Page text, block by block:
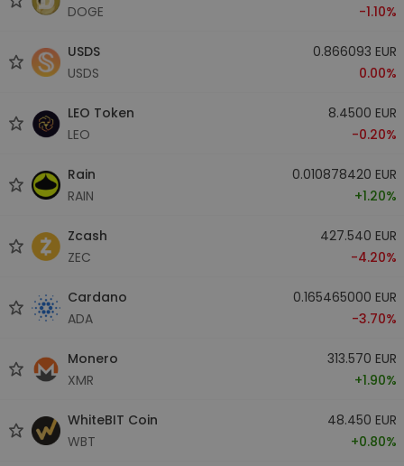
DOGE
-1.10%
USDS
USDS
0.866093 EUR
0.00%
LEO Token
LEO
8.4500 EUR
-0.20%
Rain
RAIN
0.010878420 EUR
+1.20%
Zcash
ZEC
427.540 EUR
-4.20%
Cardano
ADA
0.165465000 EUR
-3.70%
Monero
XMR
313.570 EUR
+1.90%
WhiteBIT Coin
WBT
48.450 EUR
+0.80%